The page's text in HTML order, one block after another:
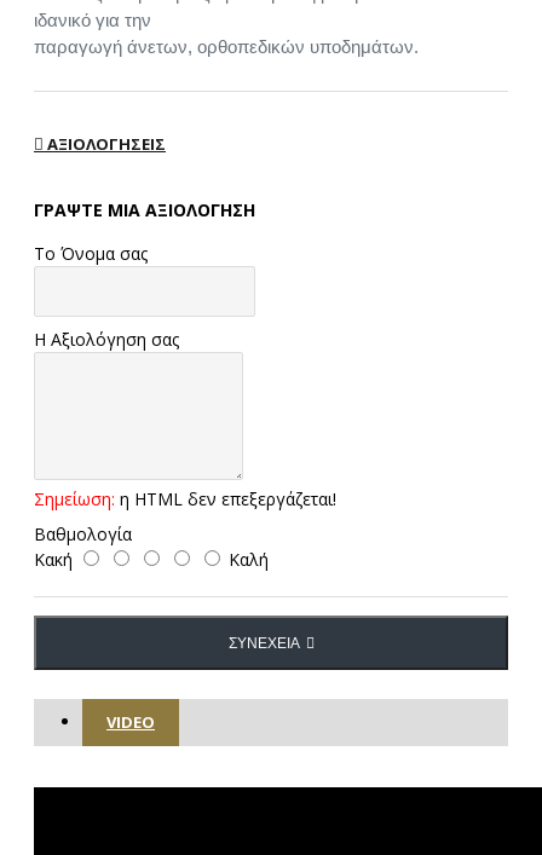
ιδανικό για την
παραγωγή άνετων, ορθοπεδικών υποδημάτων.
ΑΞΙΟΛΟΓΉΣΕΙΣ
ΓΡΆΨΤΕ ΜΙΑ ΑΞΙΟΛΌΓΗΣΗ
Το Όνομα σας
Η Αξιολόγηση σας
Σημείωση: η HTML δεν επεξεργάζεται!
Βαθμολογία
Κακή
Καλή
ΣΥΝΈΧΕΙΑ
VIDEO